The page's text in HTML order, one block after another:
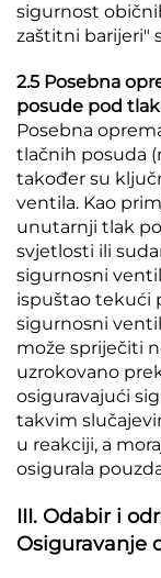
sigurnost
zaštitni barijeri"
2.5 Posebna
posude pod
Posebna
tlačnih posuda
također su
ventila. Kao
unutarnji tlak
svjetlosti ili
sigurnosni
ispuštao tekući
sigurnosni
može spriječiti
uzrokovano
osiguravajući
takvim
u reakciji, a
osigurala
III. Odabir i
Osiguravanje